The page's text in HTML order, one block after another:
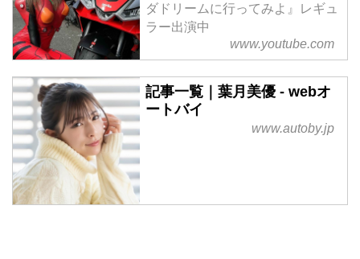
ダドリームに行ってみよ』レギュ
ラー出演中
www.youtube.com
記事一覧｜葉月美優 - webオ
ートバイ
www.autoby.jp